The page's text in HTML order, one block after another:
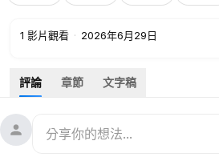
1 影片觀看 · 2026年6月29日
評論 章節 文字稿